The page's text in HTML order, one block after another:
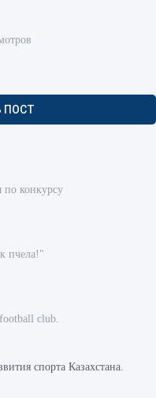
ПОСТ
по конкурсу
пчела!"
club.
спорта Казахстана.